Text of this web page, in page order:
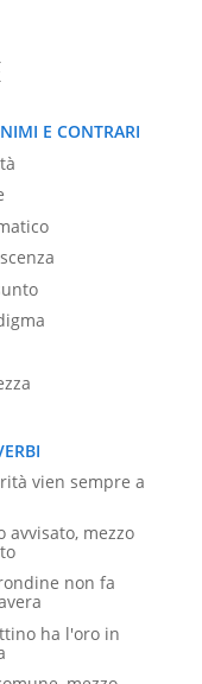
E CONTRARI
vien sempre a
avvisato, mezzo
non fa
ha l'oro in